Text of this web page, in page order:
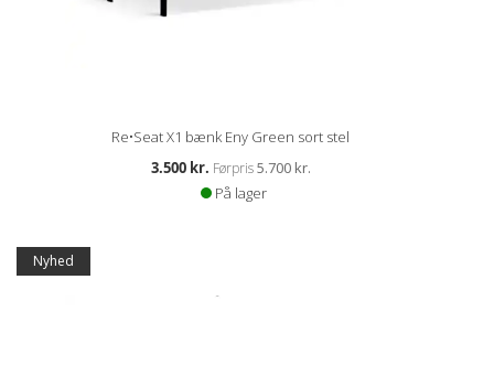
Re•Seat X1 bænk Eny Green sort stel
Kampagnepris
3.500 kr. Førpris 5.700 kr.
På lager
Tilbud
Nyhed